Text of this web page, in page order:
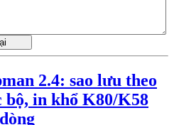
2.4: sao lưu theo
bộ, in khổ K80/K58